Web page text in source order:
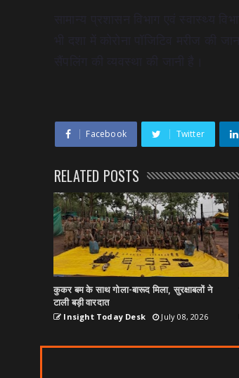
Facebook Twitter
RELATED POSTS
कुकर बम के साथ गोला-बारूद मिला, सुरक्षाबलों ने
टाली बड़ी वारदात
Insight Today Desk July 08, 2026